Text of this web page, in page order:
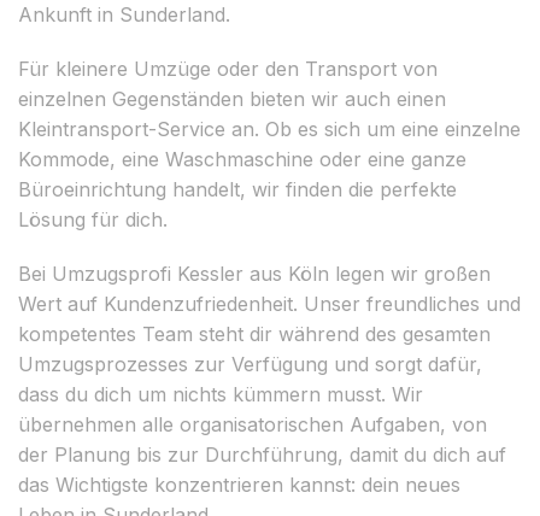
Ankunft in Sunderland.
Für kleinere Umzüge oder den Transport von
einzelnen Gegenständen bieten wir auch einen
Kleintransport-Service an. Ob es sich um eine einzelne
Kommode, eine Waschmaschine oder eine ganze
Büroeinrichtung handelt, wir finden die perfekte
Lösung für dich.
Bei Umzugsprofi Kessler aus Köln legen wir großen
Wert auf Kundenzufriedenheit. Unser freundliches und
kompetentes Team steht dir während des gesamten
Umzugsprozesses zur Verfügung und sorgt dafür,
dass du dich um nichts kümmern musst. Wir
übernehmen alle organisatorischen Aufgaben, von
der Planung bis zur Durchführung, damit du dich auf
das Wichtigste konzentrieren kannst: dein neues